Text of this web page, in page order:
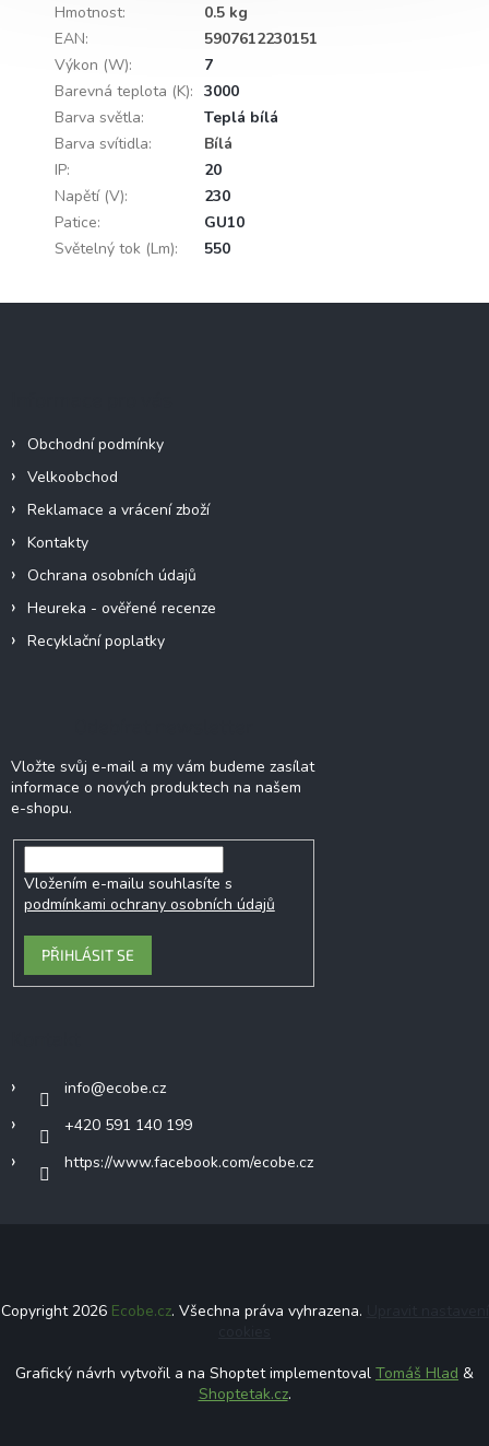
Hmotnost:
0.5 kg
EAN:
5907612230151
Výkon (W):
7
Barevná teplota (K): 3000
Barva světla:
Teplá bílá
Barva svítidla:
Bílá
IP:
20
Napětí (V):
230
Patice:
GU10
Světelný tok (Lm): 550
Obchodní podmínky
Velkoobchod
Reklamace a vrácení zboží
Kontakty
Ochrana osobních údajů
Heureka - ověřené recenze
Recyklační poplatky
Vložte svůj e-mail a my vám budeme zasílat
informace o nových produktech na našem
e-shopu.
Vložením e-mailu souhlasíte s
podmínkami ochrany osobních údajů
PŘIHLÁSIT SE
info@ecobe.cz
+420 591 140 199
https://www.facebook.com/ecobe.cz
Copyright 2026 Ecobe.cz. Všechna práva vyhrazena.
Grafický návrh vytvořil a na Shoptet implementoval Tomáš Hlad &
Shoptetak.cz.